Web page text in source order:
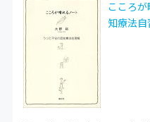
こころ
知療法